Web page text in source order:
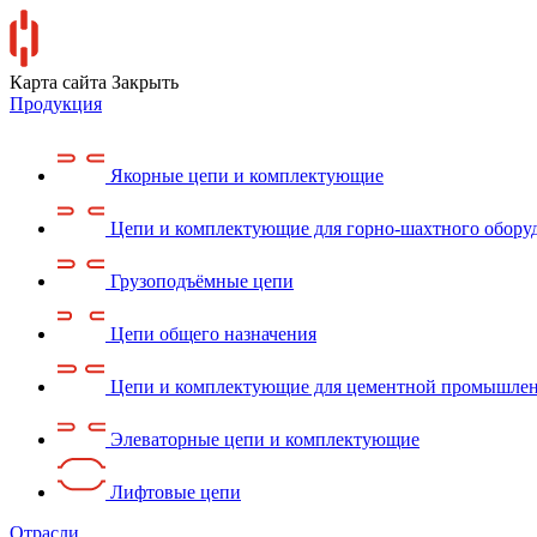
Карта сайта Закрыть
Продукция
Якорные цепи и комплектующие
Цепи и комплектующие для горно-шахтного
Грузоподъёмные цепи
Цепи общего назначения
Цепи и комплектующие для цементной
Элеваторные цепи и комплектующие
Лифтовые цепи
Отрасли